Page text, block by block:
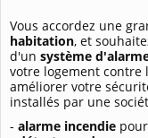
Vous accordez une
habitation, et
d'un système
votre logement contre
améliorer votre
installés par une
- alarme incendie